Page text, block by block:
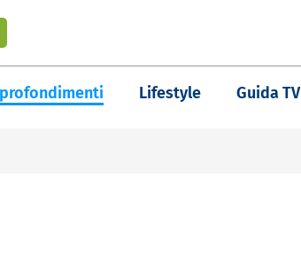
Lifestyle Guida TV